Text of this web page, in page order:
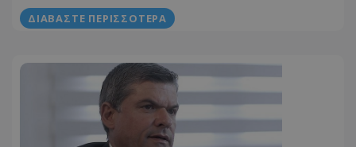
ΔΙΑΒΆΣΤΕ ΠΕΡΙΣΣΌΤΕΡΑ